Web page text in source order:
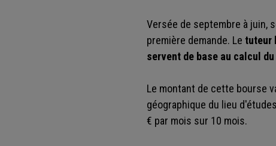
Versée de septembre à juin,
première demande. Le tuteur
servent de base au calcul
Le montant de cette bourse
géographique du lieu
€ par mois sur 10 mois.